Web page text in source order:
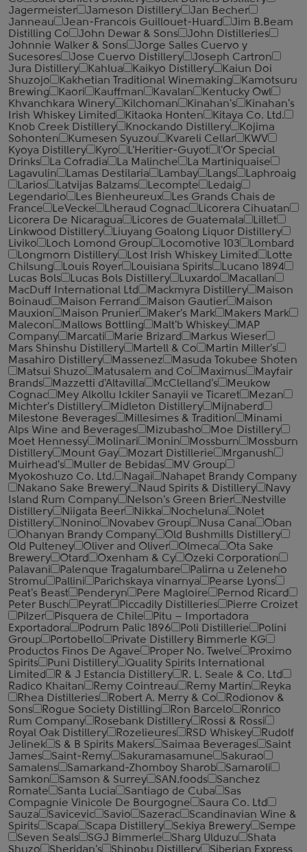
Jagermeister
Jameson Distillery
Jan Becher
Janneau
Jean-Francois Guillouet-Huard
Jim B.Beam
Distilling Co
John Dewar & Sons
John Distilleries
Johnnie Walker & Sons
Jorge Salles Cuervo y
Sucesores
Jose Cuervo Distillery
Joseph Cartron
Jura Distillery
Kahlua Kaikyo Distillery
Kaiun Doi
Shuzojo
Kakhetian Traditional Winemaking
Kamotsuru
Brewing
Kaori Kauffman Kavalan
Kentucky Owl
Khvanchkara Winery
Kilchoman Kinahan's
Kinahan's
Irish Whiskey Limited
Kitaoka Honten
Kitaya Co. Ltd.
Knob Creek Distillery
Knockando Distillery
Kojima
Sohonten
Kumesen Syuzou Kvareli Cellar
KWV
Kyoya Distillery
Kyro L'Heritier-Guyot
l'Or Special
Drinks
La Cofradia La Malinche
La Martiniquaise
Lagavulin
Lamas Destilaria Lambay Langs
Laphroaig
Larios
Latvijas Balzams Lecompte
Ledaig
Legendario
Les Bienheureux
Les Grands Chais de
France
LeVecke Lheraud Cognac
Licorera Cihuatan
Licorera De Nicaragua
Licores de Guatemala
Lillet
Linkwood Distillery
Liuyang Goalong Liquor Distillery
Liviko
Loch Lomond Group Locomotive 103
Lombard
Longmorn Distillery
Lost Irish Whiskey Limited
Lotte
Chilsung
Louis Royer Louisiana Spirits
Lucano 1894
Lucas Bols
Lucas Bols Distillery Luxardo
Macallan
MacDuff International Ltd
Mackmyra Distillery
Maison
Boinaud
Maison Ferrand Maison Gautier
Maison
Mauxion
Maison Prunier Maker's Mark
Makers Mark
Malecon
Mallows Bottling Malt'b Whiskey
MAP
Company
Marcati Marie Brizard
Markus Wieser
Mars Shinshu Distillery
Martell & Co
Martin Miller's
Masahiro Distillery
Massenez
Masuda Tokubee Shoten
Matsui Shuzo
Matusalem and Co Maximus
Mayfair
Brands
Mazzetti d'Altavilla McClelland's
Meukow
Cognac
Mey Alkollu Ickiler Sanayii ve Ticaret
Mezan
Michter's Distillery
Midleton Distillery
Mijnaberd
Milestone Beverages
Millesimes & Tradition
Minami
Alps Wine and Beverages
Mizubasho
Moe Distillery
Moet Hennessy
Molinari Monin Mossburn
Mossburn
Distillery
Mount Gay Mozart Distillerie
Mrganush
Muirhead's
Muller de Bebidas
MV Group
Myokoshuzo Co. Ltd.
Nagai
Nahapet Brandy Company
Nakano Sake Brewery
Naud Spirits & Distillery
Navy
Island Rum Company
Nelson's Green Brier
Nestville
Distillery
Niigata Beer Nikka Nocheluna
Nolet
Distillery
Nonino Novabev Group Nusa Cana
Oban
Ohanyan Brandy Company
Old Bushmills Distillery
Old Pulteney
Oliver and Oliver Olmeca
Ota Sake
Brewery
Otard Oxenham & Cy
Ozeki Corporation
Palavani
Palenque Tragalumbare
Palirna u Zeleneho
Stromu
Pallini Parichskaya vinarnya
Pearse Lyons
Peat's Beast
Penderyn Pere Magloire
Pernod Ricard
Peter Busch
Peyrat Piccadily Distilleries
Pierre Croizet
Pilzer
Pisquera de Chile
Pitu – Importadora
Exportadora
Podrum Palic 1896 Poli Distillerie
Polini
Group
Portobello
Private Distillery Bimmerle KG
Productos Finos De Agave
Proper No. Twelve
Proximo
Spirits
Puni Distillery
Quality Spirits International
Limited
R & J Estancia Distillery
R. L. Seale & Co. Ltd
Radico Khaitan
Remy Cointreau Remy Martin
Reyka
Rhea Distilleries
Robert A. Merry & Co
Rodionov &
Sons
Rogue Society Distilling Ron Barcelo
Ronrico
Rum Company
Rosebank Distillery
Rossi & Rossi
Royal Oak Distillery
Rozelieures RSD Whiskey
Rudolf
Jelinek
S & B Spirits Makers Saimaa Beverages
Saint
James
Saint-Remy Sakuramasamune
Sakurao
Samalens
Samarkand-Zhomboy Sharob
Samaroli
Samkon
Samson & Surrey SAN.foods
Sanchez
Romate
Santa Lucia Santiago de Cuba
Sas
Compagnie Vinicole De Bourgogne
Saura Co. Ltd
Sauza
Savicevic Savio Sazerac
Scandinavian Wine &
Spirits
Scapa Scapa Distillery Sekiya Brewery
Sempe
Seven Seals
SGJ Bimmerle Sharg Ulduzu
Shata